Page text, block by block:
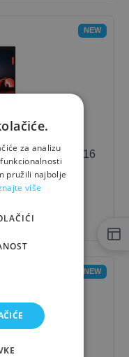
NEW
5 / Ultra 5 / 16
NEW
za analizu
pružili najbolje
više